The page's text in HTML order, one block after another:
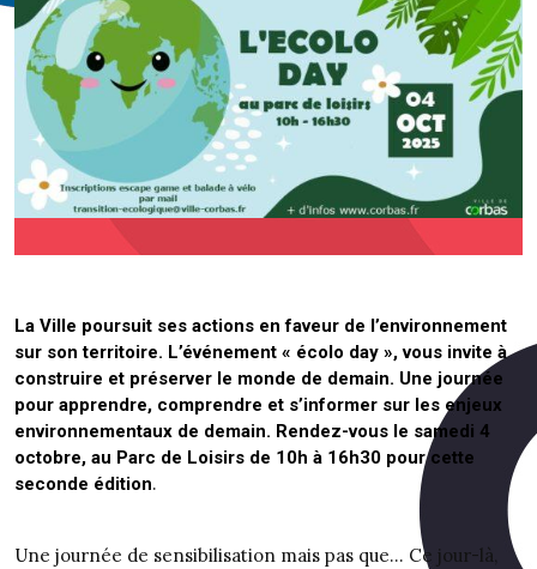
La Ville poursuit ses actions en faveur de l’environnement
sur son territoire. L’événement « écolo day », vous invite à
construire et préserver le monde de demain. Une journée
pour apprendre, comprendre et s’informer sur les enjeux
environnementaux de demain. Rendez-vous le samedi 4
octobre, au Parc de Loisirs de 10h à 16h30 pour cette
seconde édition.
Une journée de sensibilisation mais pas que… Ce jour-là,